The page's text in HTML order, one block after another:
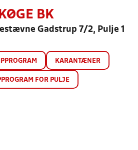
KØGE BK
Gadstrup 7/2, Pulje 1
KARANTÆNER
FOR PULJE